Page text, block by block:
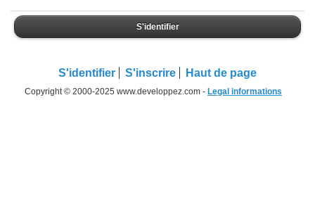
S'identifier
S'identifier S'inscrire Haut de page
Copyright © 2000-2025 www.developpez.com - Legal informations